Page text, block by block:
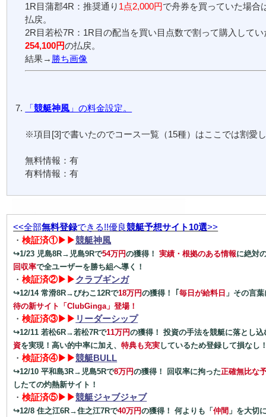
1R目蒲郡4R：推奨通り 1点2,000円で舟券を買っていた場合
払戻。
2R目若松7R：1R目の配当を買い目点数で割って購入して
254,100円の払戻。
結果→ 勝ち画像
「競艇神風 」の料金設定。
※項目[3]で書いたのでコース一覧（15種）はここでは割愛
無料情報：有
有料情報：有
<<全部無料登録できる!!優良競艇予想サイト10選>>
・検証済①▶▶競艇神風
↪1/23 児島8R→児島9Rで54万円の獲得！実績・根拠のある情報に絶対
回収率で全ユーザーを勝ち組へ導く！
・検証済②▶▶クラブギンガ
↪12/14 常滑8R→びわこ12Rで18万円の獲得！ ｢毎日が給料日 」その言
待の新サイト「ClubGinga」登場！
・検証済③▶▶ リーダーシップ
↪12/11 若松6R→若松7Rで11万円の獲得！ 投資の手法を競艇に落とし込
資を実現！高い的中率に加え、特典も充実しているため登録して損なし
・検証済④▶▶競艇BULL
↪12/10 平和島3R→児島5Rで8万円の獲得！ 回収率に拘った正確無比な
したての灼熱新サイト！
・検証済⑤▶▶競艇ジャブジャブ
↪12/8 住之江6R→住之江7Rで40万円の獲得！ 何よりも「仲間 」を大切